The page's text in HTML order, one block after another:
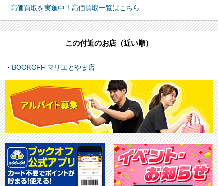
高価買取を実施中！高価買取一覧はこちら
この付近のお店（近い順）
BOOKOFF マリエとやま店